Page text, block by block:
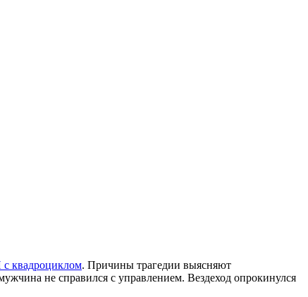
квадроциклом. Причины трагедии выясняют
не справился с управлением. Вездеход опрокинулся